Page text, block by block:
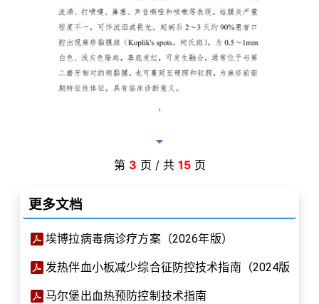
第 3 页 / 共 15页
更多文档
埃博拉病毒病诊疗方案（2026年版）
发热伴血小板减少综合征防控技术指南（2024版）
马尔堡出血热预防控制技术指南